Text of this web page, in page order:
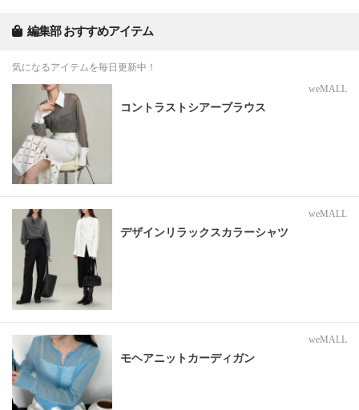
編集部 おすすめアイテム
気になるアイテムを毎日更新中！
weMALL
コントラストシアーブラウス
weMALL
デザインリラックスカラーシャツ
weMALL
モヘアニットカーディガン